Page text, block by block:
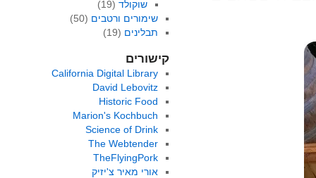
שוקולד (19)
שימורים ורטבים (50)
תבלינים (19)
קישורים
California Digital Library
David Lebovitz
Historic Food
Marion's Kochbuch
Science of Drink
The Webtender
TheFlyingPork
אורי מאיר צ'יזיק